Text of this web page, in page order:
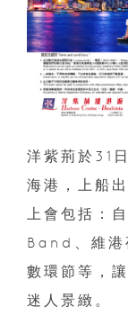
洋紫荊於31
海港，上船
上會包括：
Band、維港
數環節等，
迷人景緻。